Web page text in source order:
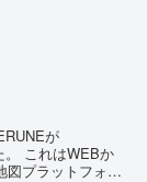
が
図プラットフォー